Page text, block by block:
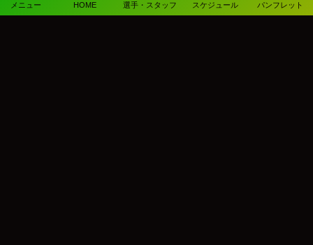
メニュー HOME 選手・スタッフ スケジュール パンフレット